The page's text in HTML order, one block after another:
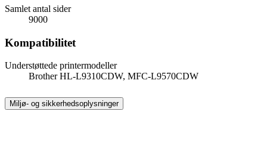
Samlet antal sider
9000
Kompatibilitet
Understøttede printermodeller
Brother HL-L9310CDW, MFC-L9570CDW
Miljø- og sikkerhedsoplysninger